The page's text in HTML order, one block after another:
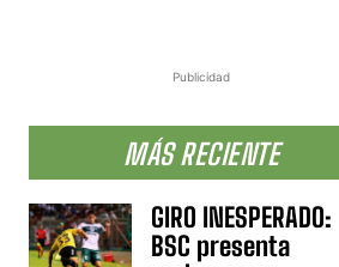
Publicidad
MÁS RECIENTE
GIRO INESPERADO:
BSC presenta